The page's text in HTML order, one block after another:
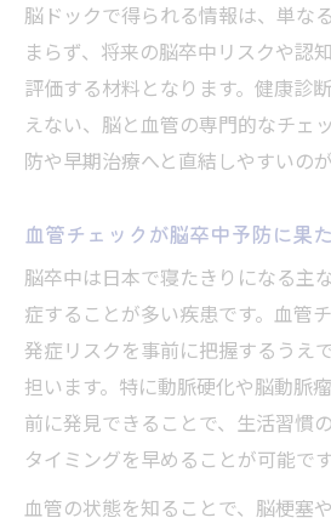
脳ドックデメリットや限
脳ドックで発見できる疾患
脳ドックでわかる主な
無症候性脳梗塞や動脈
義
脳の検査で得られる情報
発見後の生活習慣改善ポ
脳ドックで異常が見つ
脳ドックは本当に意味があ
脳ドックの必要性と費
脳ドックは意味ないと
受けない方がいい場合の
脳ドックで後悔しない
脳ドックで得られる情報は、単な
まらず、将来の脳卒中リスクや認
評価する材料となります。健康診
えない、脳と血管の専門的なチェ
防や早期治療へと直結しやすいのが
血管チェックが脳卒中予防に果
脳卒中は日本で寝たきりになる主
症することが多い疾患です。血管
発症リスクを事前に把握するうえ
担います。特に動脈硬化や脳動脈
前に発見できることで、生活習慣
タイミングを早めることが可能です
血管の状態を知ることで、脳梗塞